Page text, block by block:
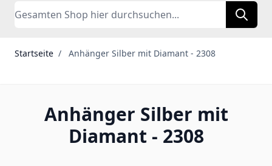
Search
Startseite / Anhänger Silber mit Diamant - 2308
Anhänger Silber mit
Diamant - 2308